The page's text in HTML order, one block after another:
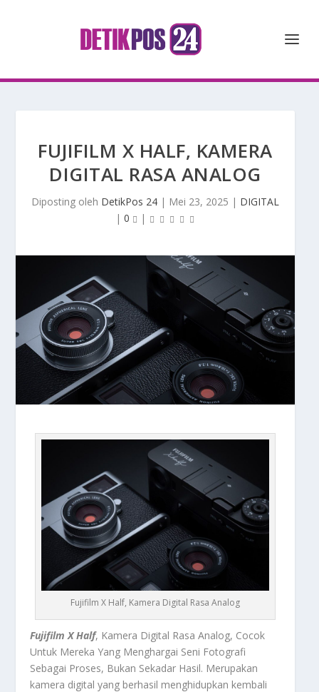
FUJIFILM X HALF, KAMERA
DIGITAL RASA ANALOG
Diposting oleh DetikPos 24 | Mei 23, 2025 | DIGITAL
| 0 |
Fujifilm X Half, Kamera Digital Rasa Analog
Fujifilm X Half, Kamera Digital Rasa Analog, Cocok
Untuk Mereka Yang Menghargai Seni Fotografi
Sebagai Proses, Bukan Sekadar Hasil. Merupakan
kamera digital yang berhasil menghidupkan kembali